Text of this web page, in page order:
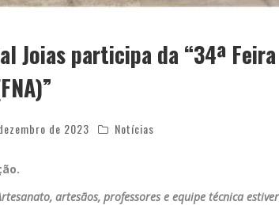
Joias participa da “34ª
de 2023 Notícias
artesãos, professores e equipe técnica